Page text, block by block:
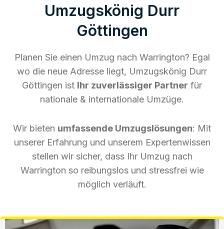
Umzugskönig Durr
Göttingen
Planen Sie einen Umzug nach Warrington? Egal
wo die neue Adresse liegt, Umzugskönig Durr
Göttingen ist Ihr zuverlässiger Partner für
nationale & internationale Umzüge.
Wir bieten umfassende Umzugslösungen: Mit
unserer Erfahrung und unserem Expertenwissen
stellen wir sicher, dass Ihr Umzug nach
Warrington so reibungslos und stressfrei wie
möglich verläuft.